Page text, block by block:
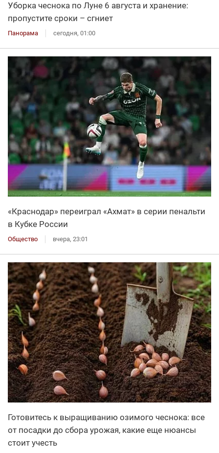
Уборка чеснока по Луне 6 августа и хранение:
пропустите сроки – сгниет
Панорама сегодня, 01:00
«Краснодар» переиграл «Ахмат» в серии пенальти
в Кубке России
Общество вчера, 23:01
Готовитесь к выращиванию озимого чеснока: все
от посадки до сбора урожая, какие еще нюансы
стоит учесть